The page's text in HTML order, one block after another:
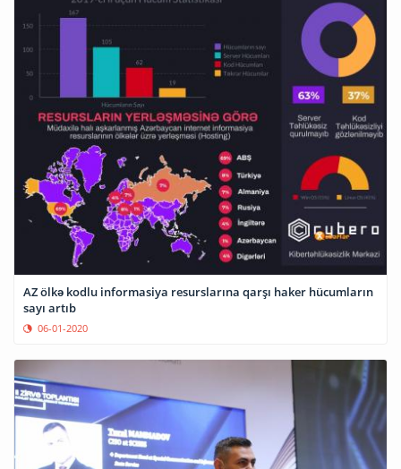
AZ ölkə kodlu informasiya resurslarına qarşı haker hücumların
sayı artıb
06-01-2020